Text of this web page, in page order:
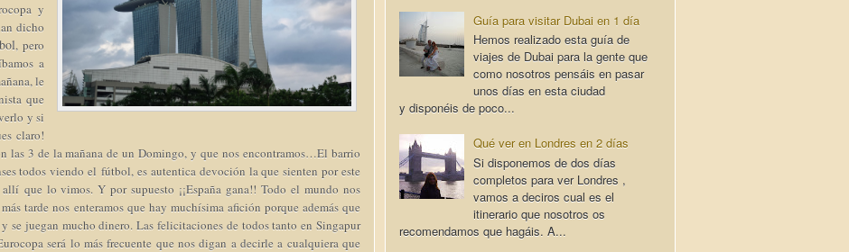
y
dicho
, pero
a
le
que
y si
claro!
las 3 de la mañana de un Domingo, y que nos encontramos…El barrio
todos viendo el fútbol, es autentica devoción la que sienten por este
que lo vimos. Y por supuesto ¡¡España gana!! Todo el mundo nos
tarde nos enteramos que hay muchísima afición porque además que
y se juegan mucho dinero. Las felicitaciones de todos tanto en Singapur
será lo más frecuente que nos digan a decirle a cualquiera que
Guía para visitar Dubai en 1 día
Hemos realizado esta guía de
viajes de Dubai para la gente que
como nosotros pensáis en pasar
unos días en esta ciudad
y disponéis de poco...
Qué ver en Londres en 2 días
Si disponemos de dos días
completos para ver Londres ,
vamos a deciros cual es el
itinerario que nosotros os
recomendamos que hagáis. A...